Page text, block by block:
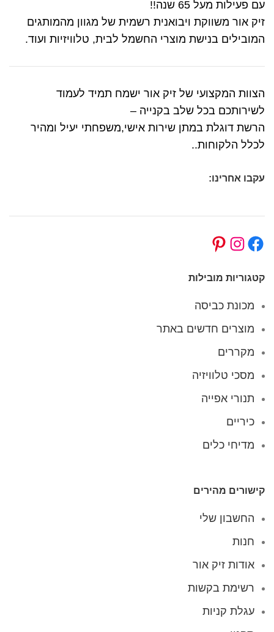
עם פעילות מעל 65 שנה!!
זיק אור משווקת ויבואנית רשמית של מגוון מהמותגים
המובילים בנישת מוצרי החשמל לבית, טלוויזיות ועוד.
הצוות המקצועי של זיק אור ישמח תמיד לעמוד
לשירותכם בכל שלב בקנייה –
הרשת דוגלת במתן שירות אישי,משפחתי יעיל ומהיר
לכלל הלקוחות..
עקבו אחרינו:
קטגוריות מובילות
מכונת כביסה
מוצרים חדשים באתר
מקררים
מסכי טלוויזיה
תנורי אפייה
כיריים
מדיחי כלים
קישורים מהירים
החשבון שלי
חנות
אודות זיק אור
רשימת בקשות
עגלת קניות